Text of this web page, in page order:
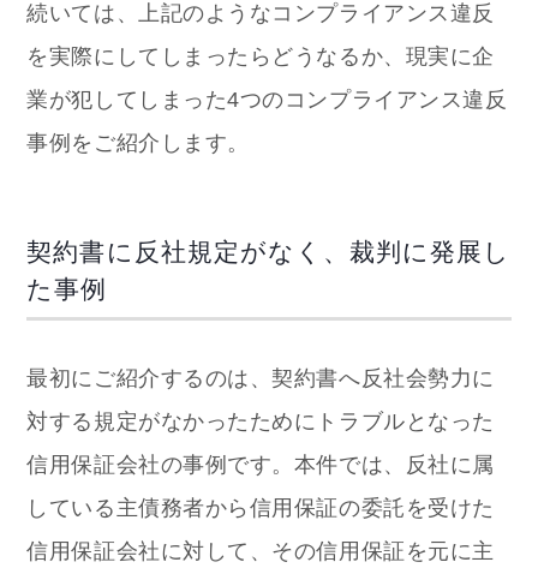
続いては、上記のようなコンプライアンス違反
を実際にしてしまったらどうなるか、現実に企
業が犯してしまった4つのコンプライアンス違反
事例をご紹介します。
契約書に反社規定がなく、裁判に発展し
た事例
最初にご紹介するのは、契約書へ反社会勢力に
対する規定がなかったためにトラブルとなった
信用保証会社の事例です。本件では、反社に属
している主債務者から信用保証の委託を受けた
信用保証会社に対して、その信用保証を元に主